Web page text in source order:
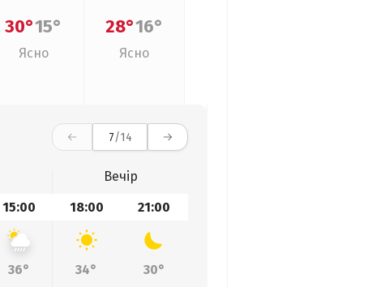
30°15°
Ясно
28°16°
Ясно
7/14
Вечір
15:00 18:00 21:00
36° 34°
30°